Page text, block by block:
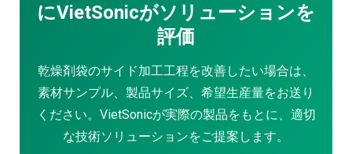
にVietSonicがソリューションを
評価
乾燥剤袋のサイド加工工程を改善したい場合は、
素材サンプル、製品サイズ、希望生産量をお送り
ください。VietSonicが実際の製品をもとに、適切
な技術ソリューションをご提案します。